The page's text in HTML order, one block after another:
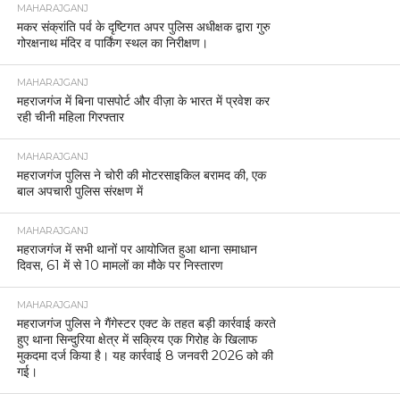
MAHARAJGANJ
मकर संक्रांति पर्व के दृष्टिगत अपर पुलिस अधीक्षक द्वारा गुरु
गोरक्षनाथ मंदिर व पार्किंग स्थल का निरीक्षण।
MAHARAJGANJ
महराजगंज में बिना पासपोर्ट और वीज़ा के भारत में प्रवेश कर
रही चीनी महिला गिरफ्तार
MAHARAJGANJ
महराजगंज पुलिस ने चोरी की मोटरसाइकिल बरामद की, एक
बाल अपचारी पुलिस संरक्षण में
MAHARAJGANJ
महराजगंज में सभी थानों पर आयोजित हुआ थाना समाधान
दिवस, 61 में से 10 मामलों का मौके पर निस्तारण
MAHARAJGANJ
महराजगंज पुलिस ने गैंगेस्टर एक्ट के तहत बड़ी कार्रवाई करते
हुए थाना सिन्दुरिया क्षेत्र में सक्रिय एक गिरोह के खिलाफ
मुकदमा दर्ज किया है। यह कार्रवाई 8 जनवरी 2026 को की
गई।